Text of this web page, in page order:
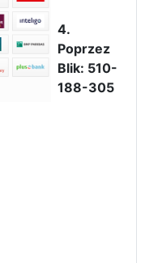
4.
Poprzez
Blik: 510-
188-305